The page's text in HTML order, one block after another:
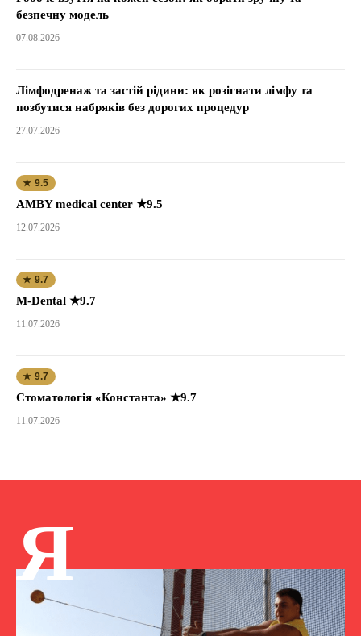
безпечну модель
07.08.2026
Лімфодренаж та застій рідини: як розігнати лімфу та
позбутися набряків без дорогих процедур
27.07.2026
★ 9.5
AMBY medical center ★9.5
12.07.2026
★ 9.7
M-Dental ★9.7
11.07.2026
★ 9.7
Стоматологія «Константа» ★9.7
11.07.2026
Я